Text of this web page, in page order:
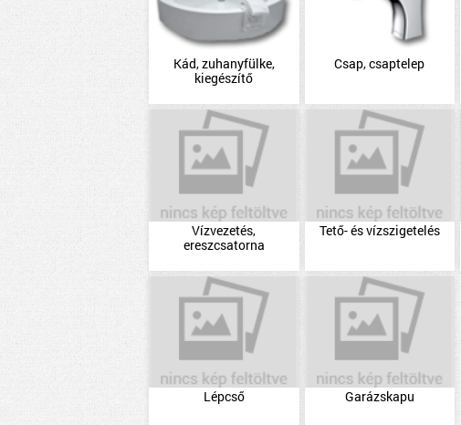
Kád, zuhanyfülke,
kiegészítő
Csap, csaptelep
Vízvezetés,
ereszcsatorna
Tető- és vízszigetelés
Lépcső Garázskapu